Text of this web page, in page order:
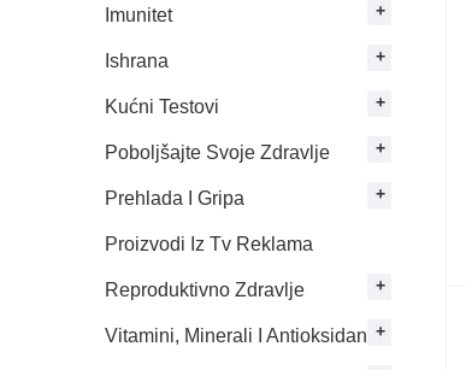
Imunitet
Ishrana
Kućni Testovi
Poboljšajte Svoje Zdravlje
Prehlada I Gripa
Proizvodi Iz Tv Reklama
Reproduktivno Zdravlje
Vitamini, Minerali I Antioksidansi